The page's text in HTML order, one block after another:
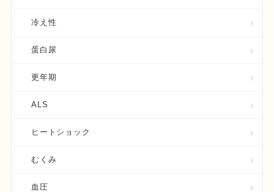
冷え性
蛋白尿
更年期
ALS
ヒートショック
むくみ
血圧